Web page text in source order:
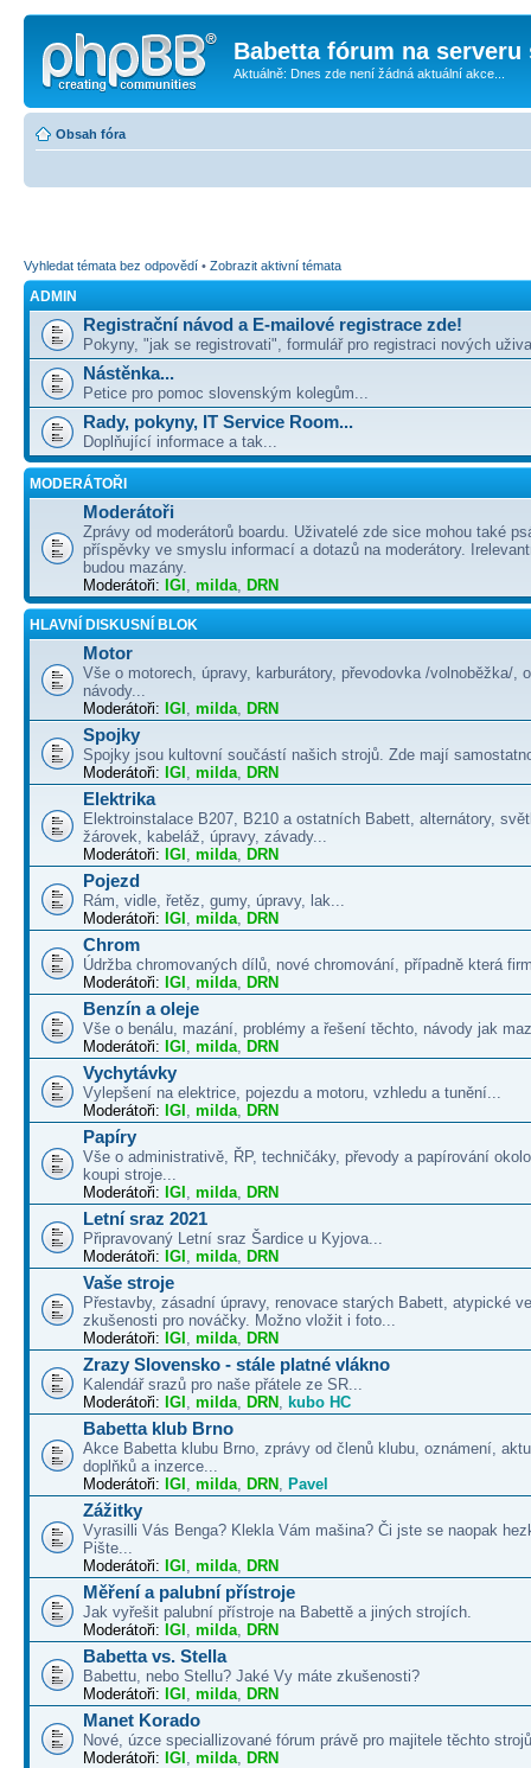
Babetta fórum na serveru
Aktuálně: Dnes zde není žádná aktuální akce...
Obsah fóra
Vyhledat témata bez odpovědí • Zobrazit aktivní témata
ADMIN
Registrační návod a E-mailové registrace zde!
Pokyny, "jak se registrovati", formulář pro registraci nových
Nástěnka...
Petice pro pomoc slovenským kolegům...
Rady, pokyny, IT Service Room...
Doplňující informace a tak...
MODERÁTOŘI
Moderátoři
Zprávy od moderátorů boardu. Uživatelé zde sice mohou také
příspěvky ve smyslu informací a dotazů na moderátory.
budou mazány.
Moderátoři: IGI , milda, DRN
HLAVNÍ DISKUSNÍ BLOK
Motor
Vše o motorech, úpravy, karburátory, převodovka /volnoběžka/,
návody...
Moderátoři: IGI , milda, DRN
Spojky
Spojky jsou kultovní součástí našich strojů. Zde mají
Moderátoři: IGI , milda, DRN
Elektrika
Elektroinstalace B207, B210 a ostatních Babett, alternátory,
žárovek, kabeláž, úpravy, závady...
Moderátoři: IGI , milda, DRN
Pojezd
Rám, vidle, řetěz, gumy, úpravy, lak...
Moderátoři: IGI , milda, DRN
Chrom
Údržba chromovaných dílů, nové chromování, případně která
Moderátoři: IGI , milda, DRN
Benzín a oleje
Vše o benálu, mazání, problémy a řešení těchto, návody jak
Moderátoři: IGI , milda, DRN
Vychytávky
Vylepšení na elektrice, pojezdu a motoru, vzhledu a tunění...
Moderátoři: IGI , milda, DRN
Papíry
Vše o administrativě, ŘP, techničáky, převody a papírování
koupi stroje...
Moderátoři: IGI , milda, DRN
Letní sraz 2021
Připravovaný Letní sraz Šardice u Kyjova...
Moderátoři: IGI , milda, DRN
Vaše stroje
Přestavby, zásadní úpravy, renovace starých Babett, atypické
zkušenosti pro nováčky. Možno vložit i foto...
Moderátoři: IGI , milda, DRN
Zrazy Slovensko - stále platné vlákno
Kalendář srazů pro naše přátele ze SR...
Moderátoři: IGI , milda, DRN , kubo HC
Babetta klub Brno
Akce Babetta klubu Brno, zprávy od členů klubu, oznámení,
doplňků a inzerce...
Moderátoři: IGI , milda, DRN , Pavel
Zážitky
Vyrasilli Vás Benga? Klekla Vám mašina? Či jste se naopak
Pište...
Moderátoři: IGI , milda, DRN
Měření a palubní přístroje
Jak vyřešit palubní přístroje na Babettě a jiných strojích.
Moderátoři: IGI , milda, DRN
Babetta vs. Stella
Babettu, nebo Stellu? Jaké Vy máte zkušenosti?
Moderátoři: IGI , milda, DRN
Manet Korado
Nové, úzce speciallizované fórum právě pro majitele těchto
Moderátoři: IGI , milda, DRN